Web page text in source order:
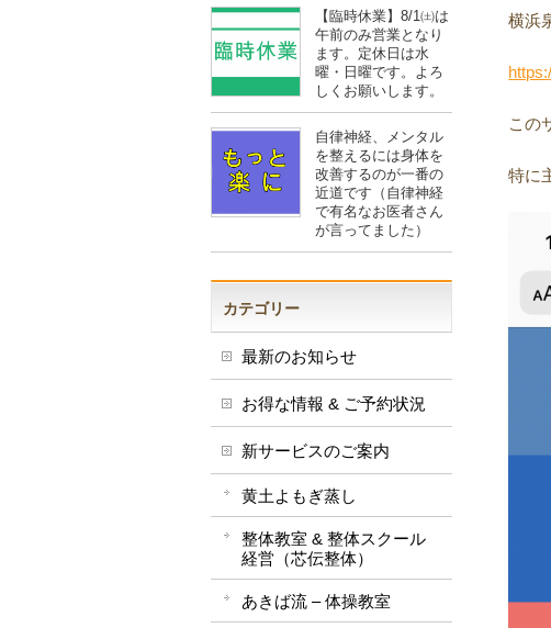
横浜
この
特に
【臨時休業】8/1㈯は
午前のみ営業となり
ます。定休日は水
曜・日曜です。よろ
しくお願いします。
自律神経、メンタル
を整えるには身体を
改善するのが一番の
近道です（自律神経
で有名なお医者さん
が言ってました）
カテゴリー
最新のお知らせ
お得な情報 & ご予約状況
新サービスのご案内
黄土よもぎ蒸し
整体教室 & 整体スクール
経営（芯伝整体）
あきば流 – 体操教室